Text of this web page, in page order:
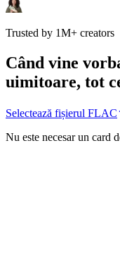
Trusted by 1M+ creators
Când vine
uimitoare, tot
Selectează fișierul FLAC
Nu este necesar un card